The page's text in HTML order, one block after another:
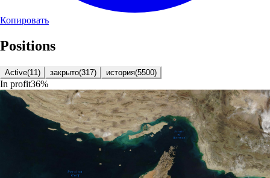
Копировать
Positions
Active(11) закрыто(317) история(5500)
In profit36%